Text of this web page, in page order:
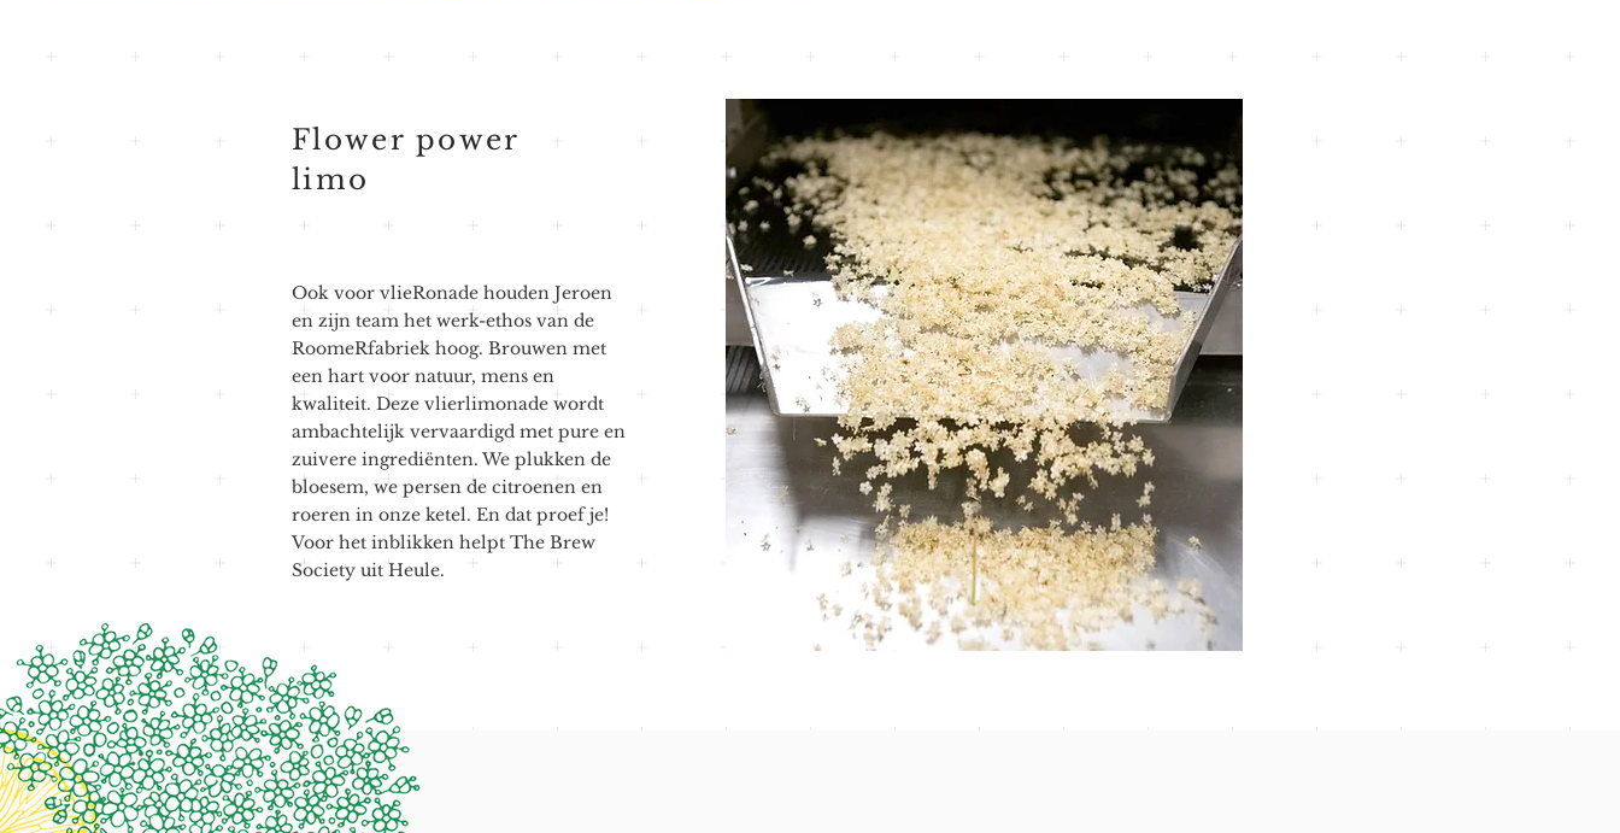
Flower power
limo
Ook voor vlieRonade houden Jeroen
en zijn team het werk-ethos van de
RoomeRfabriek hoog. Brouwen met
een hart voor natuur, mens en
kwaliteit. Deze vlierlimonade wordt
ambachtelijk vervaardigd met pure en
zuivere ingrediënten. We plukken de
bloesem, we persen de citroenen en
roeren in onze ketel. En dat proef je!
Voor het inblikken helpt The Brew
Society uit Heule.